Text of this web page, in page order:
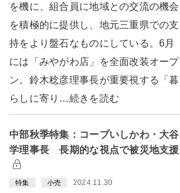
を機に、組合員に地域との交流の機会
を積極的に提供し、地元三重県での支
持をより盤石なものにしている。6月
には「みやがわ店」を全面改装オープ
ン。鈴木稔彦理事長が重要視する「暮
らしに寄り…続きを読む
中部秋季特集：コープいしかわ・大谷
学理事長 長期的な視点で被災地支援
特集 小売 2024.11.30